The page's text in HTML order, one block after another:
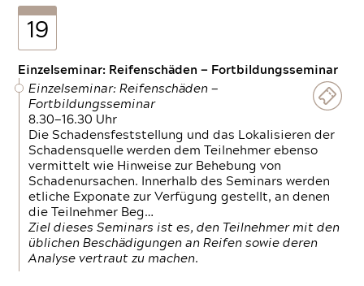
19
Einzelseminar: Reifenschäden — Fortbildungsseminar
Einzelseminar: Reifenschäden —
Fortbildungsseminar
8.30—16.30 Uhr
Die Schadensfeststellung und das Lokalisieren der
Schadensquelle werden dem Teilnehmer ebenso
vermittelt wie Hinweise zur Behebung von
Schadenursachen. Innerhalb des Seminars werden
etliche Exponate zur Verfügung gestellt, an denen
die Teilnehmer Beg…
Ziel dieses Seminars ist es, den Teilnehmer mit den
üblichen Beschädigungen an Reifen sowie deren
Analyse vertraut zu machen.